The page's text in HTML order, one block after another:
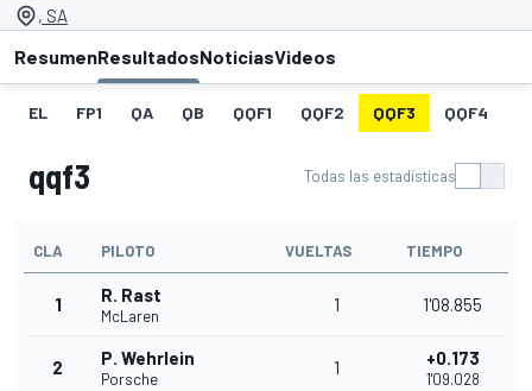
, SA
ResumenResultadosNoticiasVideos
EL FP1 QA QB QQF1 QQF2 QQF3 QQF4
qqf3 Todas las estadísticas
CLA PILOTO VUELTAS TIEMPO
1 R. Rast
McLaren
1 1'08.855
2 P. Wehrlein
Porsche
1 +0.173
1'09.028